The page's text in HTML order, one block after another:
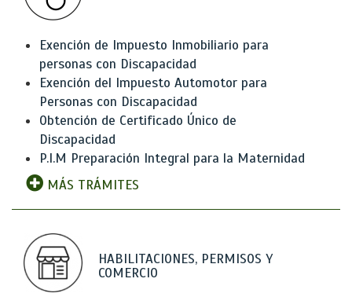
Exención de Impuesto Inmobiliario para
personas con Discapacidad
Exención del Impuesto Automotor para
Personas con Discapacidad
Obtención de Certificado Único de
Discapacidad
P.I.M Preparación Integral para la Maternidad
MÁS TRÁMITES
HABILITACIONES, PERMISOS Y
COMERCIO